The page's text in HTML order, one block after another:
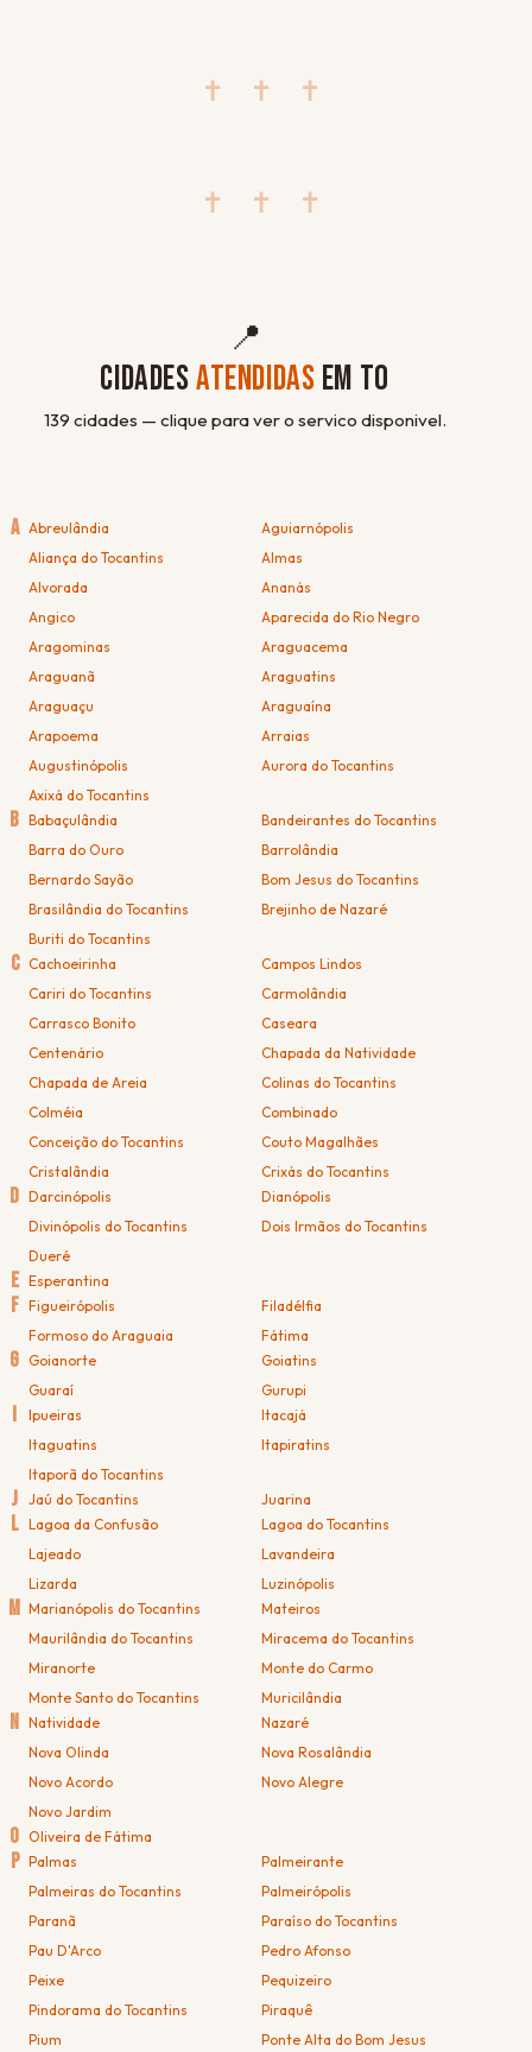
✝ ✝ ✝
✝ ✝ ✝
📍
CIDADESATENDIDAS EM TO
139 cidades — clique para ver o servico disponivel.
A Abreulândia
Aguiarnópolis
Aliança do Tocantins
Almas
Alvorada
Ananás
Angico
Aparecida do Rio Negro
Aragominas
Araguacema
Araguanã
Araguatins
Araguaçu
Araguaína
Arapoema
Arraias
Augustinópolis
Aurora do Tocantins
Axixá do Tocantins
B Babaçulândia
Bandeirantes do Tocantins
Barra do Ouro
Barrolândia
Bernardo Sayão
Bom Jesus do Tocantins
Brasilândia do Tocantins
Brejinho de Nazaré
Buriti do Tocantins
C Cachoeirinha
Campos Lindos
Cariri do Tocantins
Carmolândia
Carrasco Bonito
Caseara
Centenário
Chapada da Natividade
Chapada de Areia
Colinas do Tocantins
Colméia
Combinado
Conceição do Tocantins
Couto Magalhães
Cristalândia
Crixás do Tocantins
D Darcinópolis
Dianópolis
Divinópolis do Tocantins
Dois Irmãos do Tocantins
Dueré
E Esperantina
F Figueirópolis
Filadélfia
Formoso do Araguaia
Fátima
G Goianorte
Goiatins
Guaraí
Gurupi
Ipueiras
Itacajá
Itaguatins
Itapiratins
Itaporã do Tocantins
J Jaú do Tocantins Juarina
L Lagoa da Confusão
Lagoa do Tocantins
Lajeado
Lavandeira
Lizarda
Luzinópolis
M Marianópolis do Tocantins
Mateiros
Maurilândia do Tocantins
Miracema do Tocantins
Miranorte
Monte do Carmo
Monte Santo do Tocantins
Muricilândia
N Natividade
Nazaré
Nova Olinda
Nova Rosalândia
Novo Acordo
Novo Alegre
Novo Jardim
O Oliveira de Fátima
P Palmas
Palmeirante
Palmeiras do Tocantins
Palmeirópolis
Paranã
Paraíso do Tocantins
Pau D'Arco
Pedro Afonso
Peixe
Pequizeiro
Pindorama do Tocantins
Piraquê
Pium
Ponte Alta do Bom Jesus